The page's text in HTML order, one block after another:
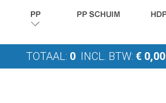
TOTAAL: 0 INCL. BTW: € 0,00